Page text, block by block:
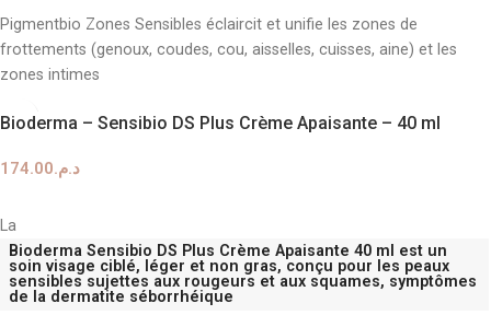
Pigmentbio Zones Sensibles éclaircit et unifie les zones de
frottements (genoux, coudes, cou, aisselles, cuisses, aine) et les
zones intimes
Bioderma – Sensibio DS Plus Crème Apaisante – 40 ml
د.م.174.00
La
Bioderma Sensibio DS Plus Crème Apaisante 40 ml est un
soin visage ciblé, léger et non gras, conçu pour les peaux
sensibles sujettes aux rougeurs et aux squames, symptômes
de la dermatite séborrhéique